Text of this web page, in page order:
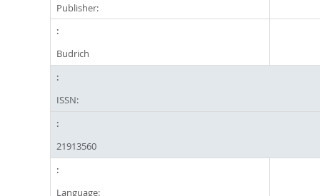
Publisher:
Budrich
ISSN:
21913560
Language: